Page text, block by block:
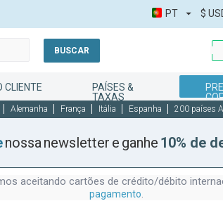
PT $
BUSCAR
CLIENTE
PAÍSES &
TAXAS
Alemanha França Itália Espanha 200 países
nossa newsletter e ganhe 10% de
aceitando cartões de crédito/débito
pagamento.